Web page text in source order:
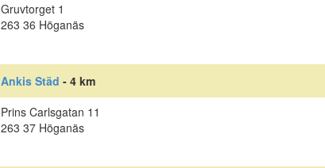
Gruvtorget 1
263 36 Höganäs
Ankis Städ - 4 km
Prins Carlsgatan 11
263 37 Höganäs